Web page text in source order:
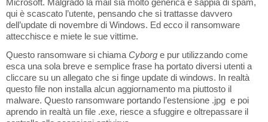
Microsoft. Malgrado la mail sia molto generica e sappia di spam,
qui è scascato l’utente, pensando che si trattasse davvero
dell’update di novembre di Windows. Ed ecco il ransomware
attecchisce e miete le sue vittime.
Questo ransomware si chiama Cyborg e pur utilizzando come
esca una sola breve e semplice frase ha portato diversi utenti a
cliccare su un allegato che si finge update di windows. In realtà
questo file non installa alcun aggiornamento ma piuttosto il
malware. Questo ransomware portando l’estensione .jpg e poi
aprendo in realtà un file .exe, riesce a sfuggire e oltrepassare il